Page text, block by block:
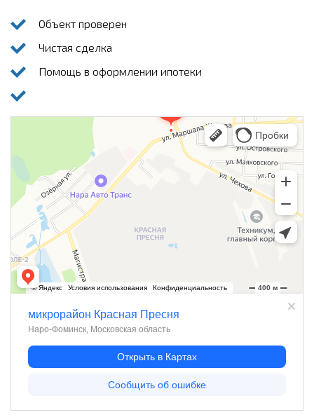
Объект проверен
Чистая сделка
Помощь в оформлении ипотеки